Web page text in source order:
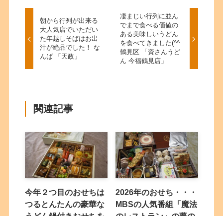
朝から行列が出来る
大人気店でいただい
た年越しそばはお出
汁が絶品でした！ な
んば 「天政」
凄まじい行列に並ん
でまで食べる価値の
ある美味しいうどん
を食べてきました(^^
鶴見区 「資さんうど
ん 今福鶴見店」
関連記事
今年２つ目のおせちは
つるとんたんの豪華な
2026年のおせち・・・
MBSの人気番組「魔法